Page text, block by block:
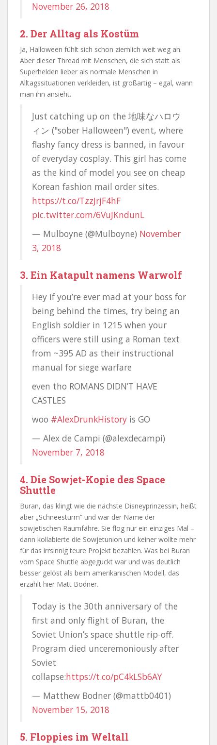
November 26, 2018
2. Der Alltag als Kostüm
Ja, Halloween fühlt sich schon ziemlich weit weg an.
Aber dieser Thread mit Menschen, die sich statt als
Superhelden lieber als normale Menschen in
Alltagssituationen verkleiden, ist großartig – egal, wann
man ihn ansieht.
Just catching up on the 地味なハロウ
ィン ("sober Halloween") event, where
flashy fancy dress is banned, in favour
of everyday cosplay. This girl has come
as the kind of model you see on cheap
Korean fashion mail order sites.
https://t.co/TzzJrjF4hF
pic.twitter.com/6VuJKndunL
— Mulboyne (@Mulboyne) November
3, 2018
3. Ein Katapult namens Warwolf
Hey if you’re ever mad at your boss for
being behind the times, try being an
English soldier in 1215 when your
officers were still using a Roman text
from ~395 AD as their instructional
manual for siege warfare
even tho ROMANS DIDN’T HAVE
CASTLES
woo #AlexDrunkHistory is GO
— Alex de Campi (@alexdecampi)
November 7, 2018
4. Die Sowjet-Kopie des Space
Shuttle
Buran, das klingt wie die nächste Disneyprinzessin, heißt
aber „Schneesturm“ und war der Name der
sowjetischen Raumfähre. Sie flog nur ein einziges Mal –
dann kollabierte die Sowjetunion und keiner wollte mehr
für das irrsinnig teure Projekt bezahlen. Was bei Buran
vom Space Shuttle abgeguckt war und was deutlich
besser gelöst als beim amerikanischen Modell, das
erzählt hier Matt Bodner.
Today is the 30th anniversary of the
first and only flight of Buran, the
Soviet Union’s space shuttle rip-off.
Program died unceremoniously after
Soviet
collapse:https://t.co/pC4kLSb6AY
— Matthew Bodner (@mattb0401)
November 15, 2018
5. Floppies im Weltall